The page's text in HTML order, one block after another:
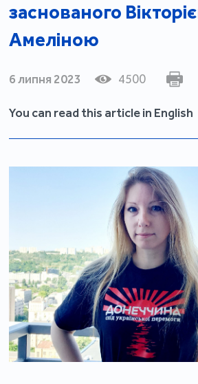
заснованого
Амеліною
6 липня 2023 4500
You can read this article in English